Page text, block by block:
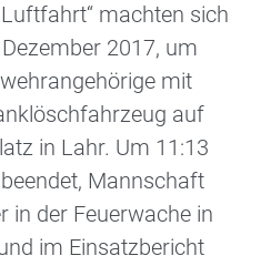
machten sich
2017, um
mit
auf
in Lahr. Um 11:13
Mannschaft
in der Feuerwache in
im Einsatzbericht